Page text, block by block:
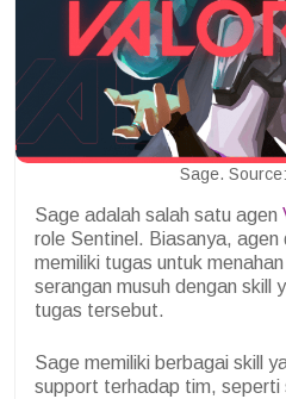
Sage.
Sage adalah salah satu agen
role Sentinel. Biasanya, agen
memiliki tugas untuk
serangan musuh dengan skill
tugas tersebut.
Sage memiliki berbagai skill
support terhadap tim, seperti